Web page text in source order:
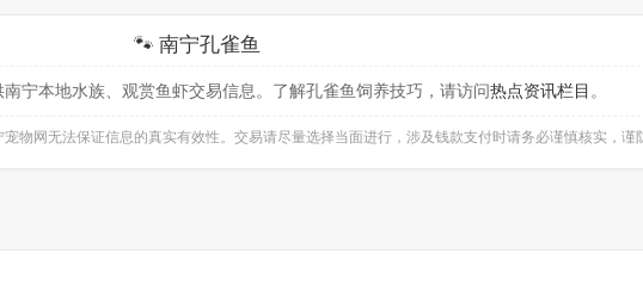
🐾 南宁孔雀鱼
宁本地水族、观赏鱼虾交易信息。了解孔雀鱼饲养技巧，请访问热点资讯栏目 。
物网无法保证信息的真实有效性。交易请尽量选择当面进行，涉及钱款支付时请务必谨慎核实，谨